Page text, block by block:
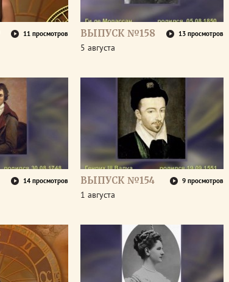
11 просмотров ВЫПУСК №158 13 просмотров
5 августа
14 просмотров ВЫПУСК №154 9 просмотров
1 августа